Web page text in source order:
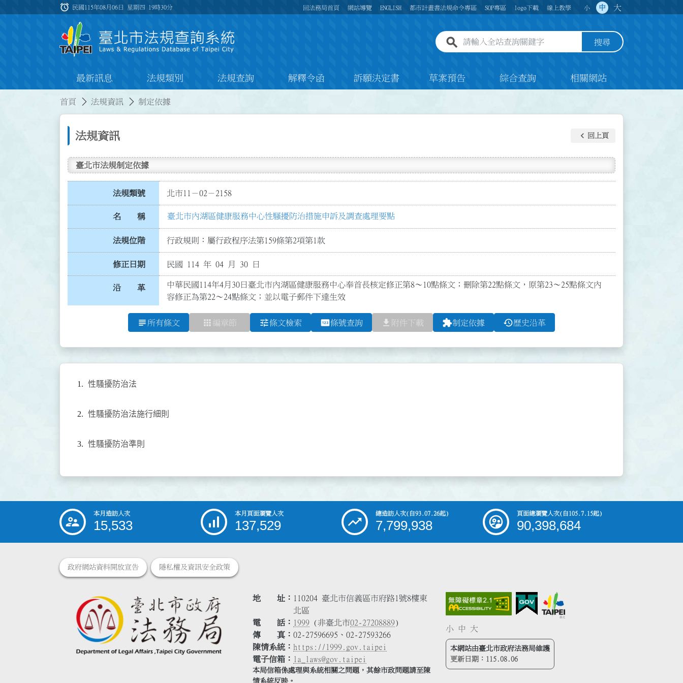
:::
alarm 民國115年08月06日 星期四 19時30分 回法務局首頁 網站導覽 ENGLISH 都市計畫書法規命令專區 SOP專區 logo下載 線上教學 小 中 大
全站查詢關鍵字欄位 搜尋
最新訊息 法規類別 法規查詢 解釋令函 訴願決定書 草案預告 綜合查詢 相關網站
首頁 法規資訊 制定依據
法規資訊 keyboard_arrow_left 回上頁
臺北市法規制定依據
法規類號 北市11－02－2158
名 稱 臺北市內湖區健康服務中心性騷擾防治措施申訴及調查處理要點
法規位階 行政規則：屬行政程序法第159條第2項第1款
修正日期 民國 114 年 04 月 30 日
沿 革
中華民國114年4月30日臺北市內湖區健康服務中心奉首長核定修正第8～10點條文；刪除第22點條文，原第23～25點條文內
容修正為第22～24點條文；並以電子郵件下達生效
subject 所有條文 apps 編章節 tune條文檢索 pin條號查詢 file_download 附件下載 extension制定依據 history歷史沿革
性騷擾防治法
性騷擾防治法施行細則
性騷擾防治準則
::: 本月造訪人次
15,533
本月頁面瀏覽人次
137,529
總造訪人次(自93.07.26起)
7,799,938
頁面總瀏覽人次(自105.7.15起)
90,398,684
政府網站資料開放宣告 隱私權及資訊安全政策
地 址
110204 臺北市信義區市府路1號8樓東
北區
電 話
1999 (非臺北市02-27208889)
傳 真
02-27596695、02-27593266
陳情系統
https://1999.gov.taipei
電子信箱
la_laws@gov.taipei
本局信箱係處理與系統相關之問題，其餘市政問題請至陳
情系統反映。
小 中 大
本網站由臺北市政府法務局維護
更新日期： 115.08.06